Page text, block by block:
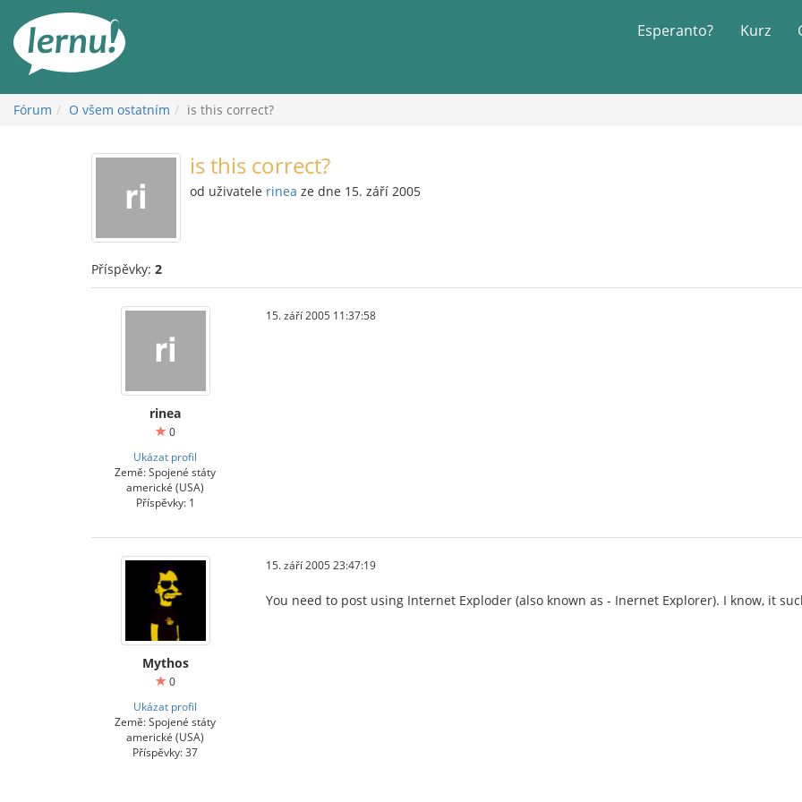
obsahu
Esperanto? Kurz
Fórum O všem ostatním is this correct?
is this correct?
od uživatele rinea ze dne 15. září 2005
Příspěvky: 2
rinea
0
Ukázat profil
Země: Spojené státy
americké (USA)
Příspěvky: 1
15. září 2005 11:37:58
Mythos
0
Ukázat profil
Země: Spojené státy
americké (USA)
Příspěvky: 37
15. září 2005 23:47:19
You need to post using Internet Exploder (also known as - Inernet Explorer). I know, it